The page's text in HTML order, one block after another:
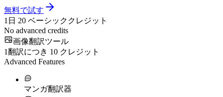
無料で試す
1日 20 ベーシッククレジット
No advanced credits
画像翻訳ツール
1翻訳につき 10 クレジット
Advanced Features
マンガ翻訳器